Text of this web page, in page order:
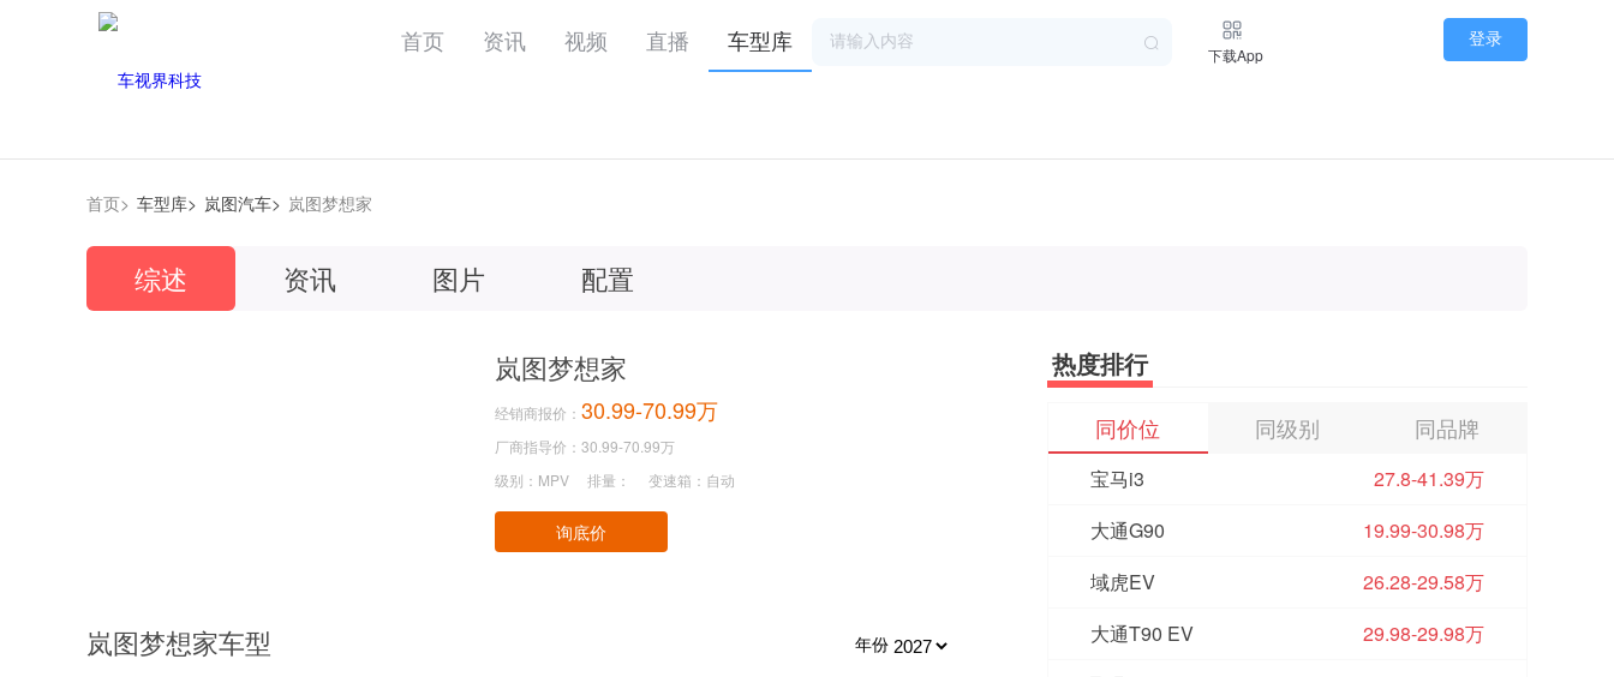
登录
首页 资讯 视频 直播 车型库 下载App
首页> 车型库> 岚图汽车> 岚图梦想家
综述 资讯 图片 配置
岚图梦想家
经销商报价： 30.99-70.99万
厂商指导价：30.99-70.99万
级别：MPV
排量： 变速箱：自动
询底价
岚图梦想家车型 年份
热度排行
同价位 同级别 同品牌
宝马i3
27.8-41.39万
大通G90
19.99-30.98万
域虎EV
26.28-29.58万
大通T90 EV
29.98-29.98万